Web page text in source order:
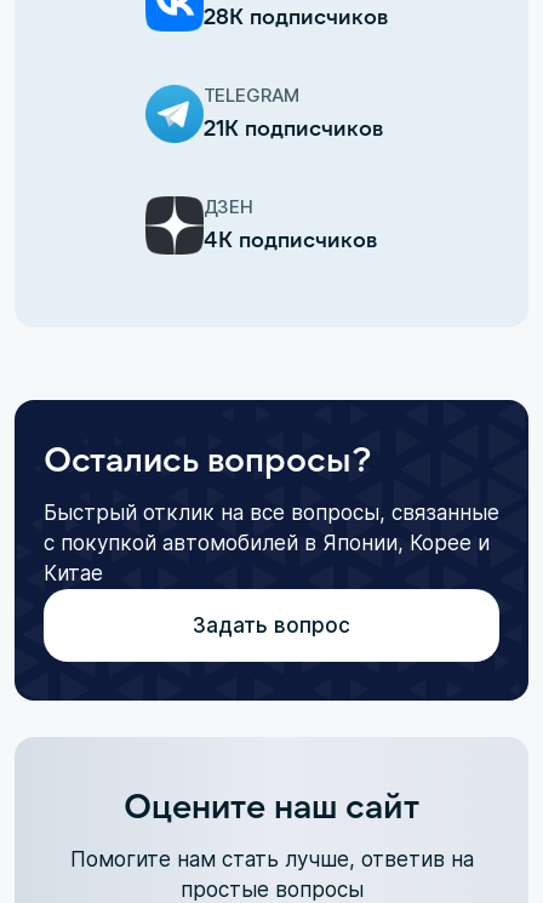
28К подписчиков
TELEGRAM
21К подписчиков
ДЗЕН
4К подписчиков
Остались вопросы?
Быстрый отклик на все вопросы, связанные
с покупкой автомобилей в Японии, Корее и
Китае
Задать вопрос
Оцените наш сайт
Помогите нам стать лучше, ответив на
простые вопросы